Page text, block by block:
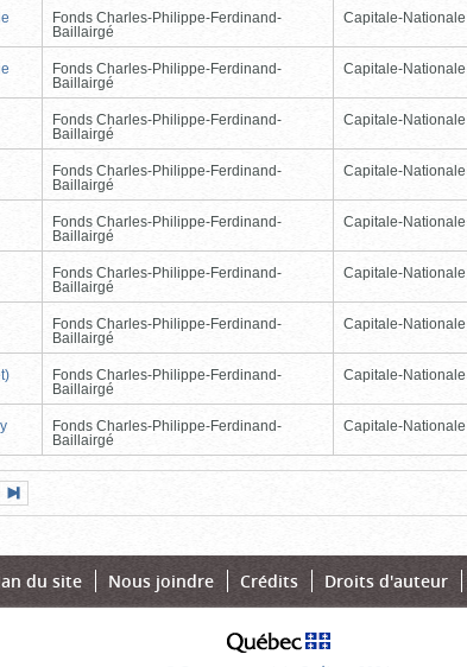
Fonds Charles-Philippe-Ferdinand-
Baillairgé
Capitale-Nationale
Fonds Charles-Philippe-Ferdinand-
Baillairgé
Capitale-Nationale
Fonds Charles-Philippe-Ferdinand-
Baillairgé
Capitale-Nationale
Fonds Charles-Philippe-Ferdinand-
Baillairgé
Capitale-Nationale
Fonds Charles-Philippe-Ferdinand-
Baillairgé
Capitale-Nationale
Fonds Charles-Philippe-Ferdinand-
Baillairgé
Capitale-Nationale
Fonds Charles-Philippe-Ferdinand-
Baillairgé
Capitale-Nationale
Fonds Charles-Philippe-Ferdinand-
Baillairgé
Capitale-Nationale
Fonds Charles-Philippe-Ferdinand-
Baillairgé
Capitale-Nationale
page
du site Nous joindre Crédits Droits d'auteur